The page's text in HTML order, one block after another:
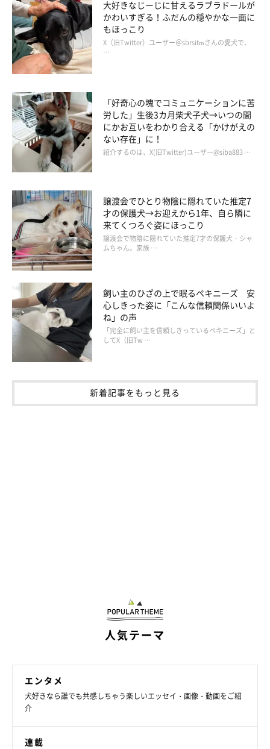
読み聞かせ園を募集しています！
未来のいぬ好き・ねこ好きえほんプロジェクト
参加応募はこちらから
未来のいぬ好き・ねこ好きえほんプロジェクト 公
式ページはこちら
大好きなじーじに甘えるラブラドールが
かわいすぎる！ふだんの穏やかな一面に
もほっこり
X（旧Twitter）ユーザー＠sbrsitmさんの愛犬で、
…
「好奇心の塊でコミュニケーションに苦
労した」生後3カ月柴犬子犬→いつの間
にかお互いをわかり合える「かけがえの
ない存在」に！
紹介するのは、X(旧Twitter)ユーザー@siba883 …
譲渡会でひとり物陰に隠れていた推定7
才の保護犬→お迎えから1年、自ら隣に
来てくつろぐ姿にほっこり
譲渡会で物陰に隠れていた推定7才の保護犬・シャ
ムちゃん。家族 …
飼い主のひざの上で眠るペキニーズ 安
心しきった姿に「こんな信頼関係いいよ
ね」の声
「完全に飼い主を信頼しきっているペキニーズ」と
してX（旧Tw …
新着記事をもっと見る
人気テーマ
エンタメ
犬好きなら誰でも共感しちゃう楽しいエッセイ・画像・動画をご紹
介
連載